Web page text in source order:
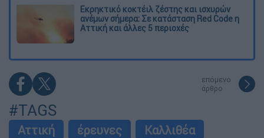
Εκρηκτικό κοκτέιλ ζέστης και ισχυρών
ανέμων σήμερα: Σε κατάσταση Red Code η
Αττική και άλλες 5 περιοχές
επόμενο
άρθρο
#TAGS
Αττική έρευνες
Καλλιθέα